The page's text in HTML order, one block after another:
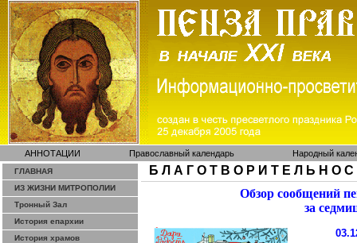
АННОТАЦИИ Православный календарь Народный
ГЛАВНАЯ
ИЗ ЖИЗНИ МИТРОПОЛИИ
Тронный Зал
История епархии
История храмов
Б Л А Г О Т В О Р И Т Е Л Ь Н О С
Обзор сообщений
за